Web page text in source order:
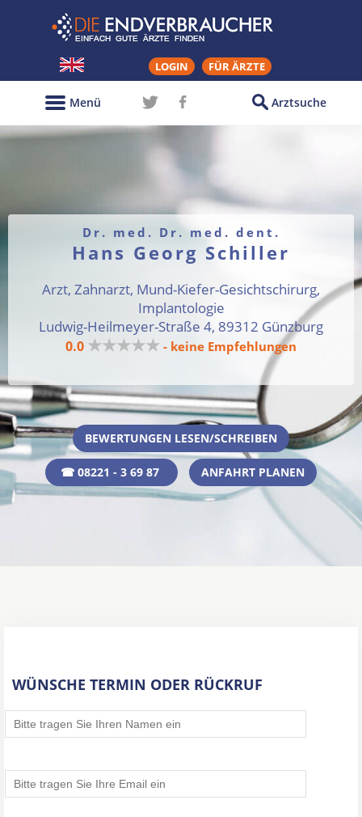
LOGIN FÜR ÄRZTE
Arztsuche
Menü
Dr. med. Dr. med. dent.
Hans Georg Schiller
Arzt, Zahnarzt, Mund-Kiefer-Gesichtschirurg,
Implantologie
Ludwig-Heilmeyer-Straße 4, 89312 Günzburg
0.0 ★★★★★ - keine Empfehlungen
BEWERTUNGEN LESEN/SCHREIBEN
☎ 08221 - 3 69 87 ANFAHRT PLANEN
WÜNSCHE TERMIN ODER RÜCKRUF